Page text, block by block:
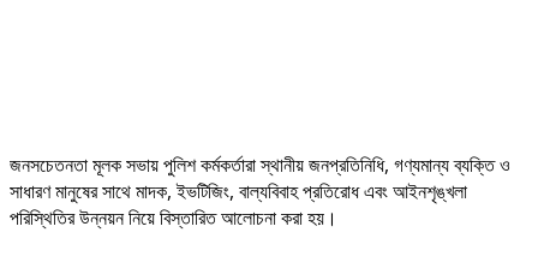
জনসচেতনতা মূলক সভায় পুলিশ কর্মকর্তারা স্থানীয় জনপ্রতিনিধি, গণ্যমান্য ব্যক্তি ও
সাধারণ মানুষের সাথে মাদক, ইভটিজিং, বাল্যবিবাহ প্রতিরোধ এবং আইনশৃঙ্খলা
পরিস্থিতির উন্নয়ন নিয়ে বিস্তারিত আলোচনা করা হয়।